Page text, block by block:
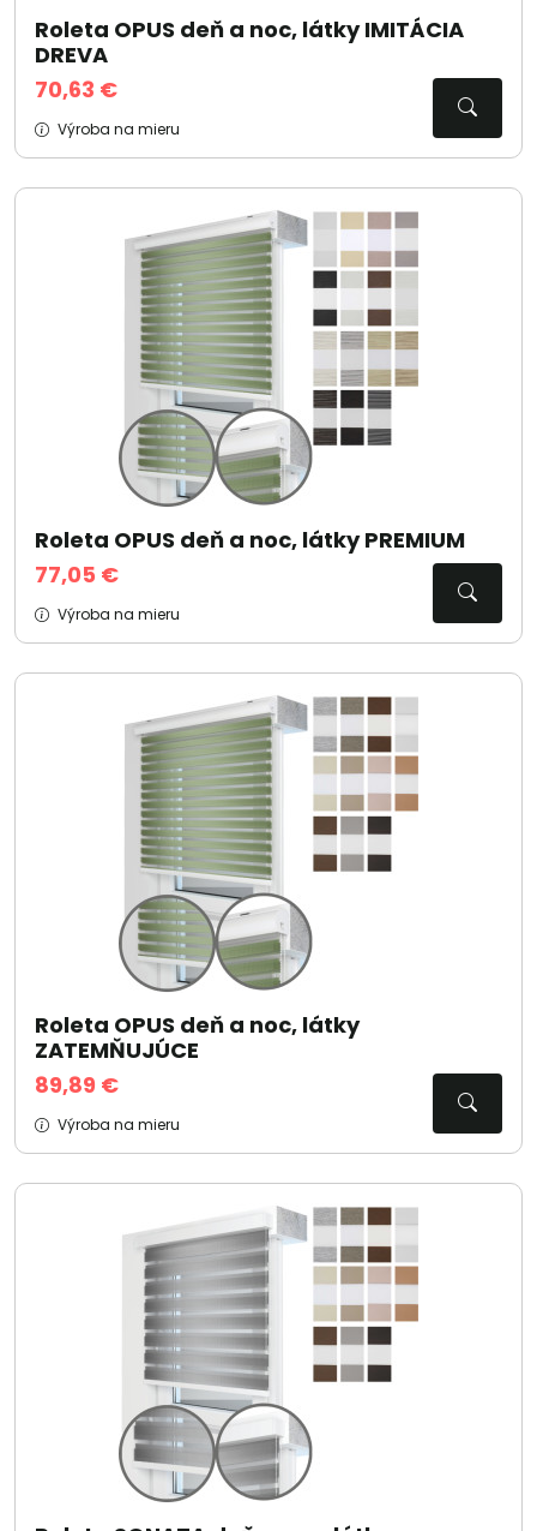
Roleta OPUS deň a noc, látky IMITÁCIA
DREVA
70,63 €
Výroba na mieru
Roleta OPUS deň a noc, látky PREMIUM
77,05 €
Výroba na mieru
Roleta OPUS deň a noc, látky
ZATEMŇUJÚCE
89,89 €
Výroba na mieru